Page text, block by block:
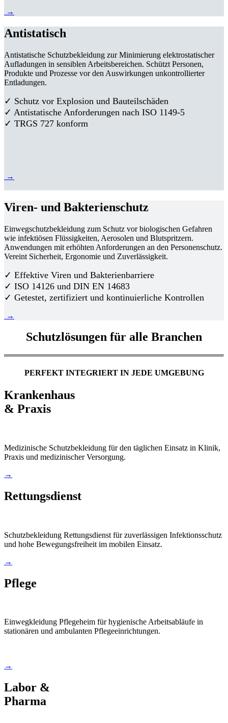
→
Antistatisch
Antistatische Schutzbekleidung zur Minimierung elektrostatischer
Aufladungen in sensiblen Arbeitsbereichen. Schützt Personen,
Produkte und Prozesse vor den Auswirkungen unkontrollierter
Entladungen.
✓ Schutz vor Explosion und Bauteilschäden
✓ Antistatische Anforderungen nach ISO 1149-5
✓ TRGS 727 konform
→
Viren- und Bakterienschutz
Einwegschutzbekleidung zum Schutz vor biologischen Gefahren
wie infektiösen Flüssigkeiten, Aerosolen und Blutspritzern.
Anwendungen mit erhöhten Anforderungen an den Personenschutz.
Vereint Sicherheit, Ergonomie und Zuverlässigkeit.
✓ Effektive Viren und Bakterienbarriere
✓ ISO 14126 und DIN EN 14683
✓ Getestet, zertifiziert und kontinuierliche Kontrollen
→
Schutzlösungen für alle Branchen
PERFEKT INTEGRIERT IN JEDE UMGEBUNG
Krankenhaus
& Praxis
Medizinische Schutzbekleidung für den täglichen Einsatz in Klinik,
Praxis und medizinischer Versorgung.
→
Rettungsdienst
Schutzbekleidung Rettungsdienst für zuverlässigen Infektionsschutz
und hohe Bewegungsfreiheit im mobilen Einsatz.
→
Pflege
Einwegkleidung Pflegeheim für hygienische Arbeitsabläufe in
stationären und ambulanten Pflegeeinrichtungen.
→
Labor &
Pharma